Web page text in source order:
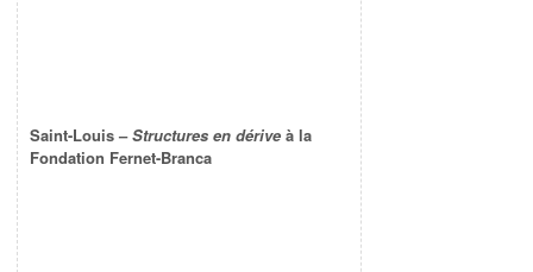
Saint-Louis –Structures en dérive à la
Fondation Fernet-Branca